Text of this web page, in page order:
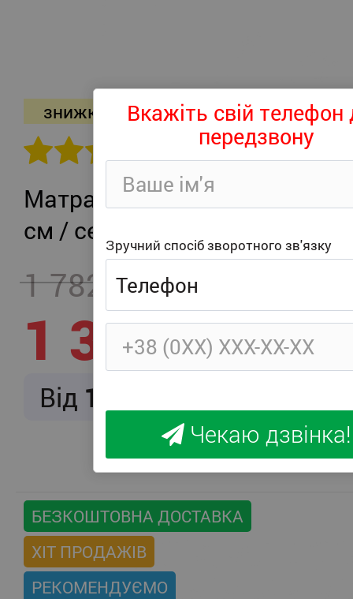
знижка -26%
302 відгуків
Матрац Persei Roll Air UP
см / середня жорсткість
1 782 - 457
1 325
Від 166
БЕЗКОШТОВНА ДОСТАВКА
ХІТ ПРОДАЖІВ
РЕКОМЕНДУЄМО
Вкажіть свій телефон
передзвону
Зручний спосіб зворотного зв'язку
Чекаю дзвінка!